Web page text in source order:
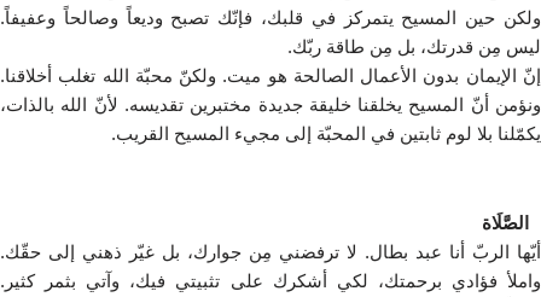
ولكن حين المسيح يتمركز في قلبك، فإنّك تصبح وديعاً وصالحاً وعفيفاً.
ليس مِن قدرتك، بل مِن طاقة ربّك.
إنّ الإيمان بدون الأعمال الصالحة هو ميت. ولكنّ محبّة الله تغلب أخلاقنا.
ونؤمن أنّ المسيح يخلقنا خليقة جديدة مختبرين تقديسه. لأنّ الله بالذات،
يكمّلنا بلا لوم ثابتين في المحبّة إلى مجيء المسيح القريب.
الصَّلَاة
أيّها الربّ أنا عبد بطال. لا ترفضني مِن جوارك، بل غيّر ذهني إلى حقّك.
واملأ فؤادي برحمتك، لكي أشكرك على تثبيتي فيك، وآتي بثمر كثير.